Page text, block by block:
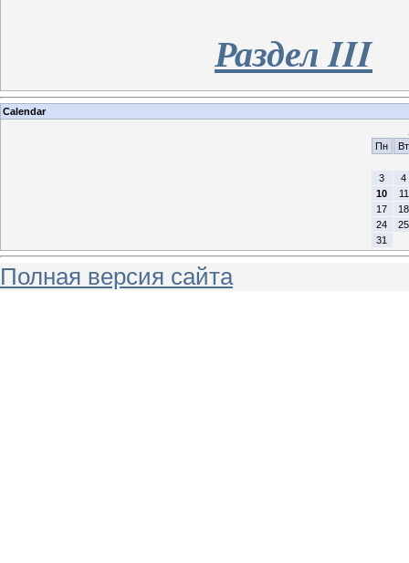
РазделIII
Calendar
Пн
Вт
3
4
10
11
17
18
24
25
31
Полная версия сайта